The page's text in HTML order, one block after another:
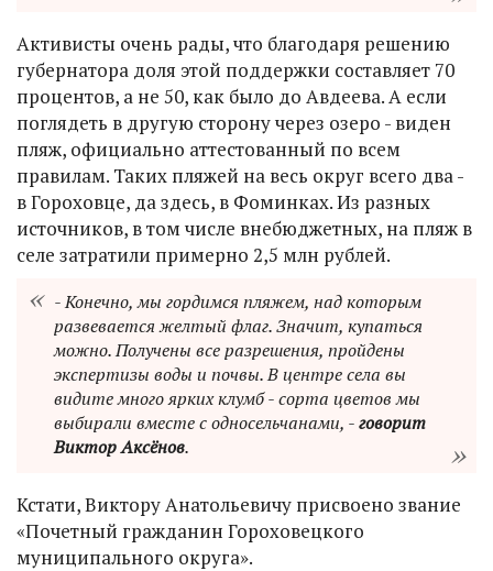
Активисты очень рады, что благодаря решению
губернатора доля этой поддержки составляет 70
процентов, а не 50, как было до Авдеева. А если
поглядеть в другую сторону через озеро - виден
пляж, официально аттестованный по всем
правилам. Таких пляжей на весь округ всего два -
в Гороховце, да здесь, в Фоминках. Из разных
источников, в том числе внебюджетных, на пляж в
селе затратили примерно 2,5 млн рублей.
- Конечно, мы гордимся пляжем, над которым
развевается желтый флаг. Значит, купаться
можно. Получены все разрешения, пройдены
экспертизы воды и почвы. В центре села вы
видите много ярких клумб - сорта цветов мы
выбирали вместе с односельчанами, -говорит
Виктор Аксёнов.
Кстати, Виктору Анатольевичу присвоено звание
«Почетный гражданин Гороховецкого
муниципального округа».